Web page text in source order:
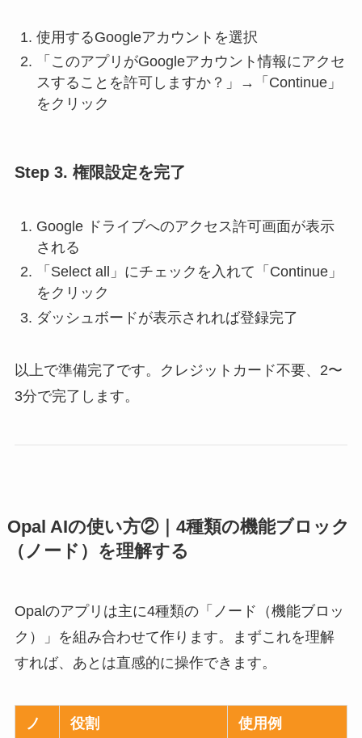
使用するGoogleアカウントを選択
「このアプリがGoogleアカウント情報にアクセ
スすることを許可しますか？」→「Continue」
をクリック
Step 3. 権限設定を完了
Google ドライブへのアクセス許可画面が表示
される
「Select all」にチェックを入れて「Continue」
をクリック
ダッシュボードが表示されれば登録完了
以上で準備完了です。クレジットカード不要、2〜
3分で完了します。
Opal AIの使い方②｜4種類の機能ブロック
（ノード）を理解する
Opalのアプリは主に4種類の「ノード（機能ブロッ
ク）」を組み合わせて作ります。まずこれを理解
すれば、あとは直感的に操作できます。
ノ
役割 使用例